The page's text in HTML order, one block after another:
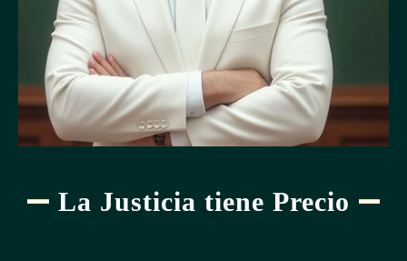
La Justicia tiene Precio